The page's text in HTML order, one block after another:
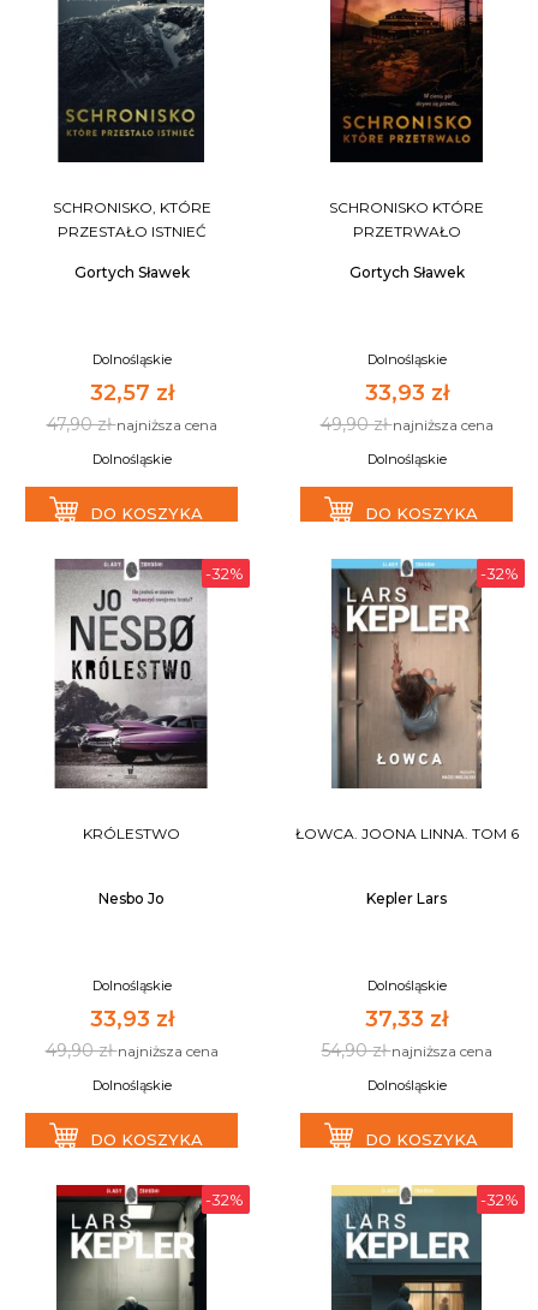
SCHRONISKO, KTÓRE
PRZESTAŁO ISTNIEĆ
Gortych Sławek
Dolnośląskie
32,57 zł
47,90 złnajniższa cena
Dolnośląskie
DO KOSZYKA
SCHRONISKO KTÓRE
PRZETRWAŁO
Gortych Sławek
Dolnośląskie
33,93 zł
49,90 złnajniższa cena
Dolnośląskie
DO KOSZYKA
-32%
KRÓLESTWO
Nesbo Jo
Dolnośląskie
33,93 zł
49,90 złnajniższa cena
Dolnośląskie
DO KOSZYKA
-32%
ŁOWCA. JOONA LINNA. TOM 6
Kepler Lars
Dolnośląskie
37,33 zł
54,90 złnajniższa cena
Dolnośląskie
DO KOSZYKA
-32% -32%